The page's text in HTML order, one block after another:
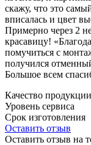
скажу, что это
вписалась и цвет
Примерно через 2
красавицу!
помучиться с
получился
Большое всем
Качество продукции
Уровень сервиса
Срок изготовления
Оставить отзыв
Оставить отзыв на